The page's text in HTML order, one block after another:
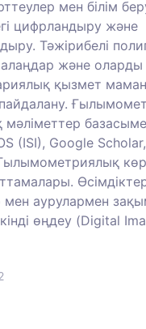
мен білім
цифрландыру және
Тәжірибелі
және оларды
қызмет
мәліметтер
(ISI), Google Scholar,
мен аурулармен
өңдеу (Digital